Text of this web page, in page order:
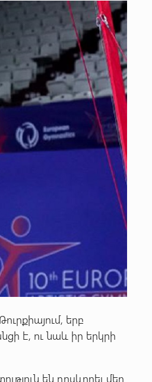
երբ
է, ու նաև իր երկրի
են դրսևորել մեր